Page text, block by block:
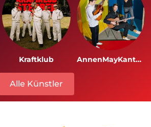
Kraftklub AnnenMayKantereit
Alle Künstler